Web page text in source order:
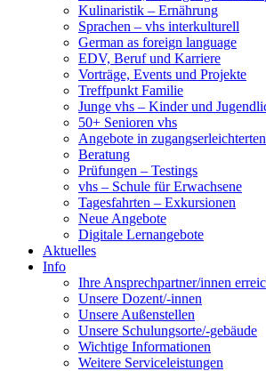
Kulinaristik – Ernährung
Sprachen – vhs interkulturell
German as foreign language
EDV, Beruf und Karriere
Vorträge, Events und Projekte
Treffpunkt Familie
Junge vhs – Kinder und
50+ Senioren vhs
Angebote in
Beratung
Prüfungen – Testings
vhs – Schule für Erwachsene
Tagesfahrten – Exkursionen
Neue Angebote
Digitale Lernangebote
Aktuelles
Info
Ihre Ansprechpartner/innen
Unsere Dozent/-innen
Unsere Außenstellen
Unsere Schulungsorte/-gebäude
Wichtige Informationen
Weitere Serviceleistungen